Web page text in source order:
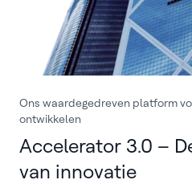
Ons waardegedreven platform
ontwikkelen
Accelerator 3.0 –
van innovatie